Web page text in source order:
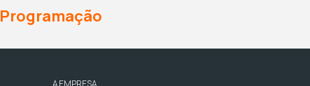
Programação
A EMPRESA